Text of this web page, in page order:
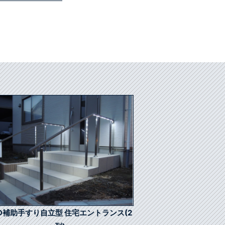
補助手すり自立型 住宅エントランス(2